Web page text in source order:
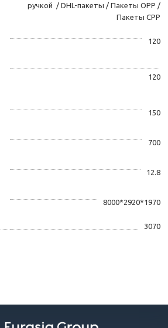
ручкой / DHL-пакеты / Пакеты OPP /
Пакеты CPP
120
120
150
700
12.8
8000*2920*1970
3070